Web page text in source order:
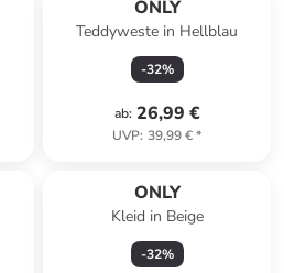
ONLY
Teddyweste in Hellblau
-32%
ab: 26,99 €
UVP: 39,99 €*
ONLY
Kleid in Beige
-32%